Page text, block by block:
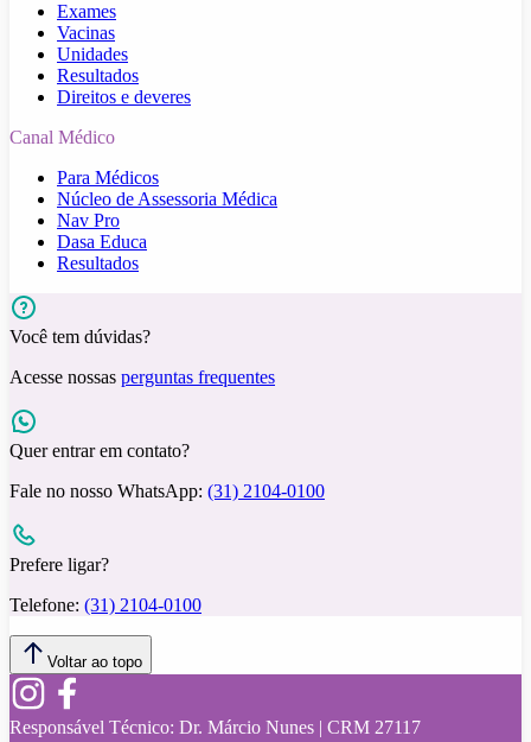
Exames
Vacinas
Unidades
Resultados
Direitos e deveres
Canal Médico
Para Médicos
Núcleo de Assessoria Médica
Nav Pro
Dasa Educa
Resultados
Você tem dúvidas?
Acesse nossas perguntas frequentes
Quer entrar em contato?
Fale no nosso WhatsApp: (31) 2104-0100
Prefere ligar?
Telefone: (31) 2104-0100
Voltar ao topo
Responsável Técnico: Dr. Márcio Nunes | CRM 27117